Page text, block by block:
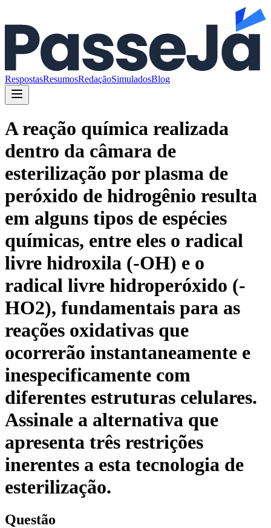
RespostasResumosRedaçãoSimuladosBlog
A reação química realizada
dentro da câmara de
esterilização por plasma de
peróxido de hidrogênio resulta
em alguns tipos de espécies
químicas, entre eles o radical
livre hidroxila (-OH) e o
radical livre hidroperóxido (-
HO2), fundamentais para as
reações oxidativas que
ocorrerão instantaneamente e
inespecificamente com
diferentes estruturas celulares.
Assinale a alternativa que
apresenta três restrições
inerentes a esta tecnologia de
esterilização.
Questão